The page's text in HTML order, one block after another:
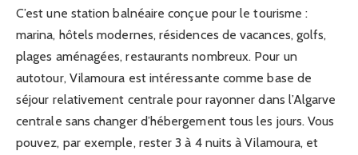
C’est une station balnéaire conçue pour le tourisme :
marina, hôtels modernes, résidences de vacances, golfs,
plages aménagées, restaurants nombreux. Pour un
autotour, Vilamoura est intéressante comme base de
séjour relativement centrale pour rayonner dans l’Algarve
centrale sans changer d’hébergement tous les jours. Vous
pouvez, par exemple, rester 3 à 4 nuits à Vilamoura, et